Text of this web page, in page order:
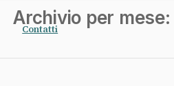
Contatti
Archivio per